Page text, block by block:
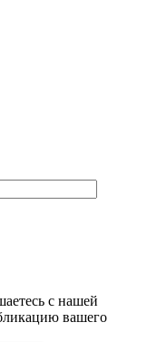
с нашей
вашего